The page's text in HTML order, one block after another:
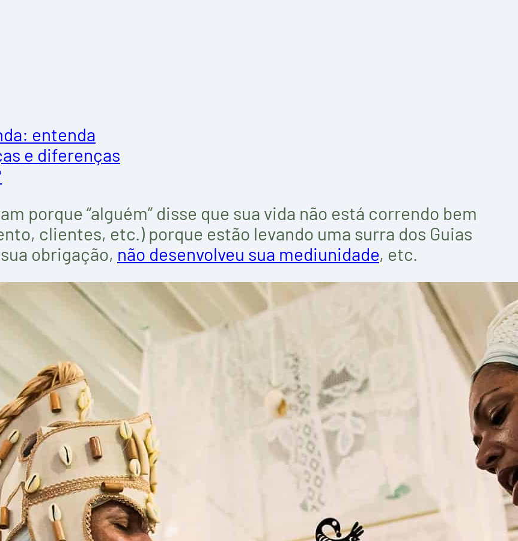
entenda
e diferenças
porque “alguém” disse que sua vida não está correndo bem
clientes, etc.) porque estão levando uma surra dos Guias
obrigação, não desenvolveu sua mediunidade, etc.